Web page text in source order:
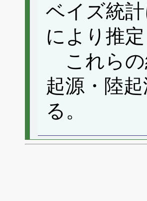
ベイズ統
により推定
これらの
起源・陸
る。